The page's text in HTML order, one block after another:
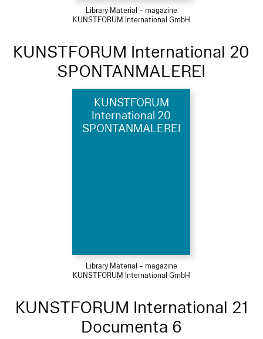
Library Material – magazine
KUNSTFORUM International GmbH
KUNSTFORUM International 20
SPONTANMALEREI
KUNSTFORUM
International 20
SPONTANMALEREI
Library Material – magazine
KUNSTFORUM International GmbH
KUNSTFORUM International 21
Documenta 6